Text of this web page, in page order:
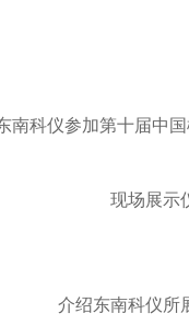
现场展示
介绍东南科仪所